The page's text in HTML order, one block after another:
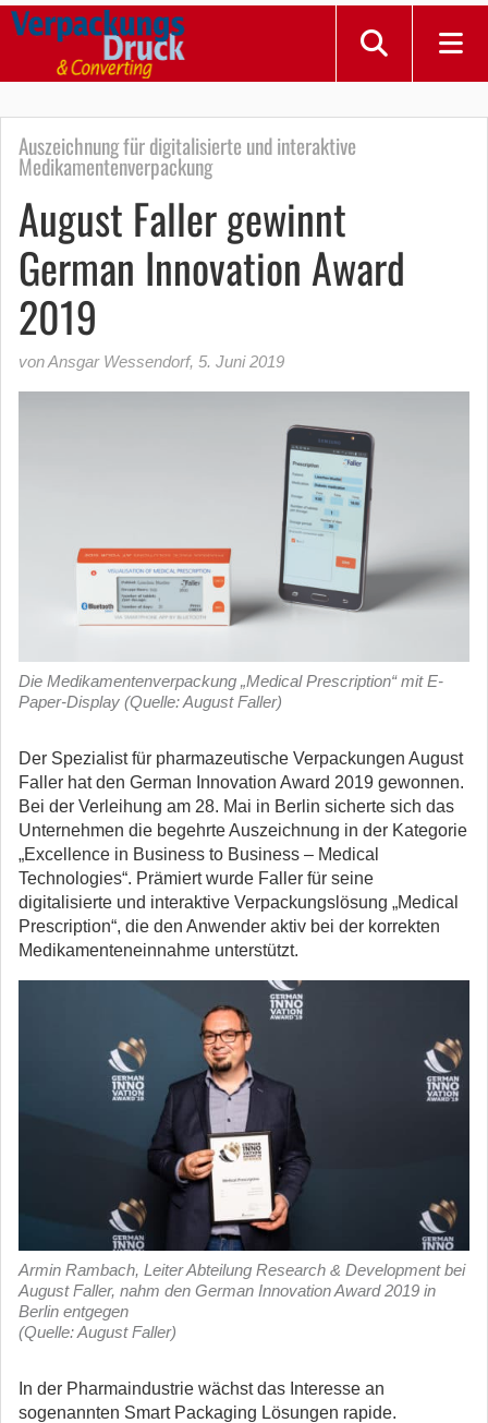
Auszeichnung für digitalisierte und interaktive
Medikamentenverpackung
August Faller gewinnt
German Innovation Award
2019
von Ansgar Wessendorf, 5. Juni 2019
Die Medikamentenverpackung „Medical Prescription“ mit E-
Paper-Display (Quelle: August Faller)
Der Spezialist für pharmazeutische Verpackungen August
Faller hat den German Innovation Award 2019 gewonnen.
Bei der Verleihung am 28. Mai in Berlin sicherte sich das
Unternehmen die begehrte Auszeichnung in der Kategorie
„Excellence in Business to Business – Medical
Technologies“. Prämiert wurde Faller für seine
digitalisierte und interaktive Verpackungslösung „Medical
Prescription“, die den Anwender aktiv bei der korrekten
Medikamenteneinnahme unterstützt.
Armin Rambach, Leiter Abteilung Research & Development bei
August Faller, nahm den German Innovation Award 2019 in
Berlin entgegen
(Quelle: August Faller)
In der Pharmaindustrie wächst das Interesse an
sogenannten Smart Packaging Lösungen rapide.